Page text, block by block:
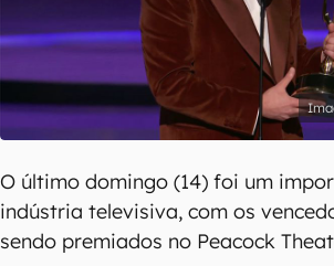
O último domingo (14) foi um
indústria televisiva, com os
sendo premiados no Peacock